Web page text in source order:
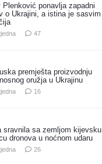
Plenković ponavlja zapadni
o Ukrajini, a istina je sasvim
47komentara
premješta proizvodnju
oružja u Ukrajinu
16komentara
sravnila sa zemljom kijevsku
dronova u noćnom udaru
26komentara